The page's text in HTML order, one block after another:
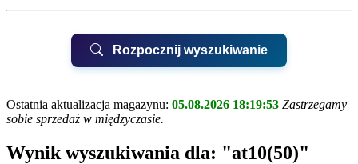
Rozpocznij wyszukiwanie
Ostatnia aktualizacja magazynu: 05.08.2026 18:19:53 Zastrzegamy
sobie sprzedaż w międzyczasie.
Wynik wyszukiwania dla: "at10(50)"